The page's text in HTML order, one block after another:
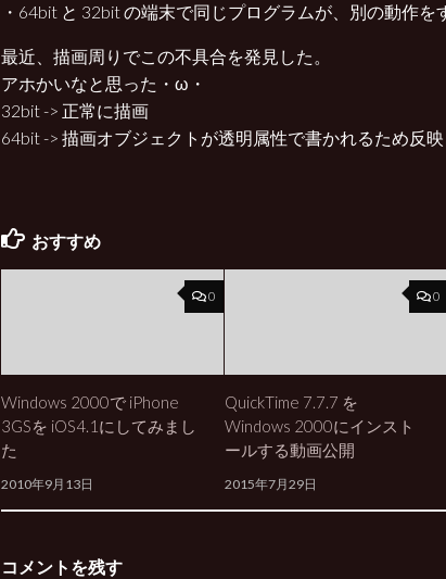
・64bit と 32bit の端末で同じプログラムが、別の動作を
最近、描画周りでこの不具合を発見した。
アホかいなと思った・ω・
32bit -> 正常に描画
64bit -> 描画オブジェクトが透明属性で書かれるため反映
おすすめ
0
Windows 2000で iPhone
3GSを iOS4.1にしてみまし
た
2010年9月13日
0
QuickTime 7.7.7 を
Windows 2000にインスト
ールする動画公開
2015年7月29日
コメントを残す